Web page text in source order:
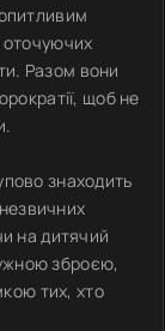
Разом вони
щоб не
знаходить
на дитячий
зброєю,
тих, хто